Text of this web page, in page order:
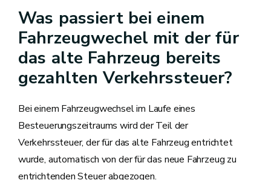
Was passiert bei einem
Fahrzeugwechel mit der für
das alte Fahrzeug bereits
gezahlten Verkehrssteuer?
Bei einem Fahrzeugwechsel im Laufe eines
Besteuerungszeitraums wird der Teil der
Verkehrssteuer, der für das alte Fahrzeug entrichtet
wurde, automatisch von der für das neue Fahrzeug zu
entrichtenden Steuer abgezogen.